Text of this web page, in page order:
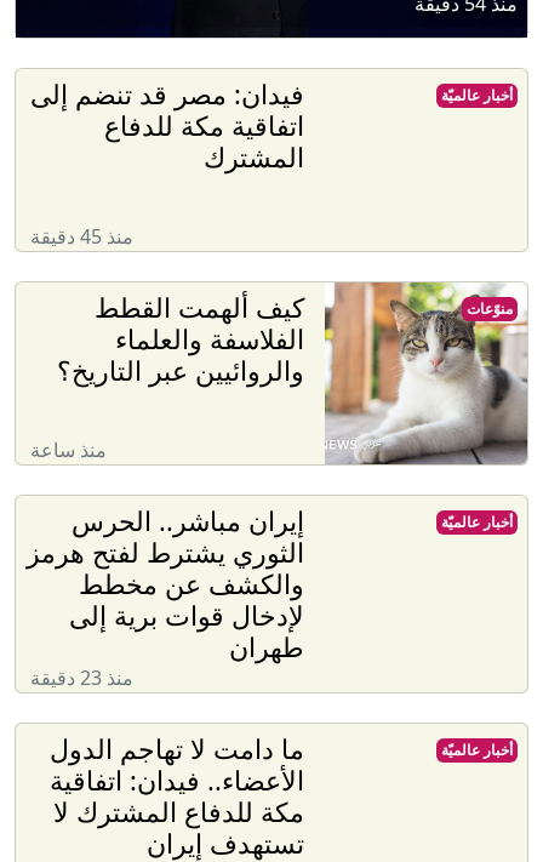
فيدان: مصر قد تنضم إلى
اتفاقية مكة للدفاع
المشترك
منذ 45 دقيقة
أخبار عالميّة
كيف ألهمت القطط
الفلاسفة والعلماء
والروائيين عبر التاريخ؟
منذ ساعة
منوّعات
إيران مباشر.. الحرس
الثوري يشترط لفتح هرمز
والكشف عن مخطط
لإدخال قوات برية إلى
طهران
منذ 23 دقيقة
أخبار عالميّة
ما دامت لا تهاجم الدول
الأعضاء.. فيدان: اتفاقية
مكة للدفاع المشترك لا
تستهدف إيران
أخبار عالميّة